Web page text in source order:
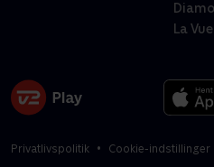
La
Privatlivspolitik Cookie-indstillinger